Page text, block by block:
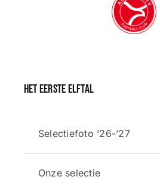
Het eerste elftal
Selectiefoto ’26-’27
Onze selectie